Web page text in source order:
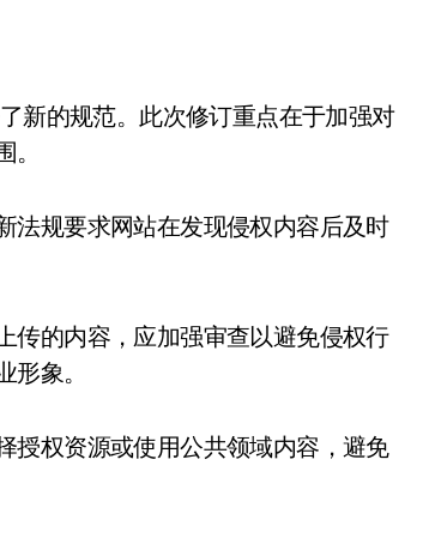
法规要求网站在发现侵权内容后及时
传的内容，应加强审查以避免侵权行
象。
授权资源或使用公共领域内容，避免